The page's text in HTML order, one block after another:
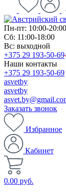
Пн-пт: 10:00-20:00
Сб: 11:00-18:00
Вс: выходной
+375 29 193-50-69
Наши контакты
+375 29 193-50-69
asvetby
asvetby
Заказать звонок
Избранное
Кабинет
0.00 руб.